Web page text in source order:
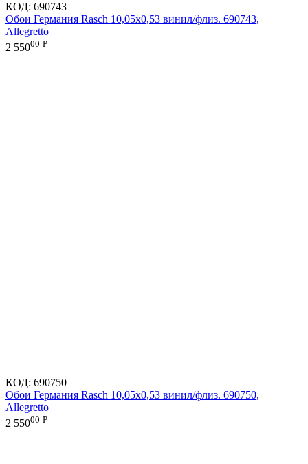
КОД: 690743
Обои Германия Rasch 10,05x0,53 винил/флиз. 690743,
Allegretto
2 55000 Р
КОД: 690750
Обои Германия Rasch 10,05x0,53 винил/флиз. 690750,
Allegretto
2 55000 Р